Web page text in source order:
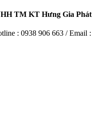
TM KT Hưng Gia Phát
: 0938 906 663 / Email :